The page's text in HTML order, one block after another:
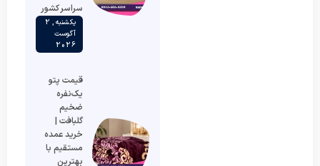
سراسر کشور
یکشنبه , 2
آگوست
2026
قیمت پتو
یک‌نفره
ضخیم
گلبافت |
خرید عمده
مستقیم با
بهترین